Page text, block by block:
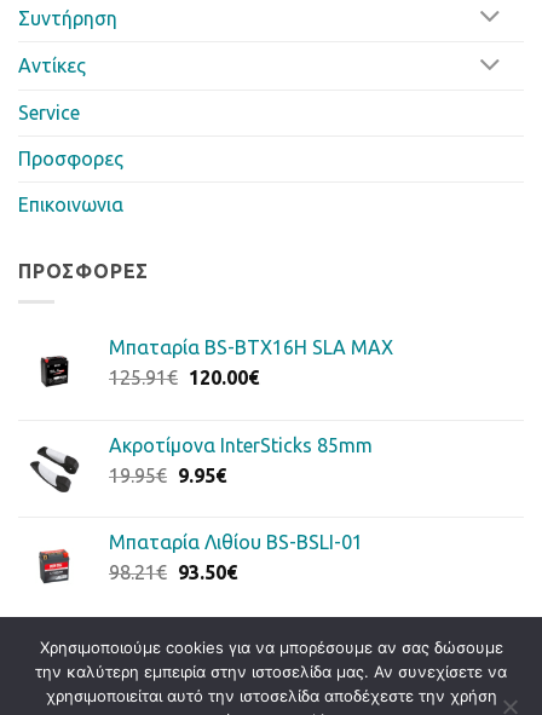
Συντήρηση
Αντίκες
Service
Προσφορες
Επικοινωνια
ΠΡΟΣΦΟΡΈΣ
Μπαταρία BS-BTX16H SLA MAX
125.91€ Original
125.91€.
120.00€Η
είναι:
Ακροτίμονα InterSticks 85mm
19.95€ Original
19.95€.
9.95€Η
είναι:
9.95€.
Μπαταρία Λιθίου BS-BSLI-01
98.21€ Original
was:
98.21€.
93.50€Η
τιμή
είναι:
93.50€.
Visa PayPal Stripe MasterCardCash
On
Χρησιμοποιούμε cookies για να μπορέσουμε αν σας δώσουμε
την καλύτερη εμπειρία στην ιστοσελίδα μας. Αν συνεχίσετε να
χρησιμοποιείται αυτό την ιστοσελίδα αποδέχεστε την χρήση